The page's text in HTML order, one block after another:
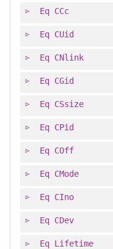
Eq CCc
Eq CUid
Eq CNlink
Eq CGid
Eq CSsize
Eq CPid
Eq COff
Eq CMode
Eq CIno
Eq CDev
Eq Lifetime